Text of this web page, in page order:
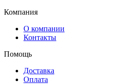
Компания
О компании
Контакты
Помощь
Доставка
Оплата